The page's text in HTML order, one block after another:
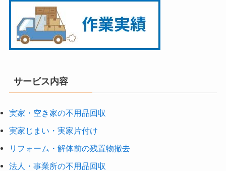
サービス内容
実家・空き家の不用品回収
実家じまい・実家片付け
リフォーム・解体前の残置物撤去
法人・事業所の不用品回収